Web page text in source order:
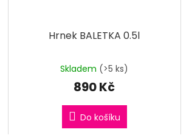
Hrnek BALETKA 0.5l
Skladem (>5 ks)
890 Kč
Do košíku